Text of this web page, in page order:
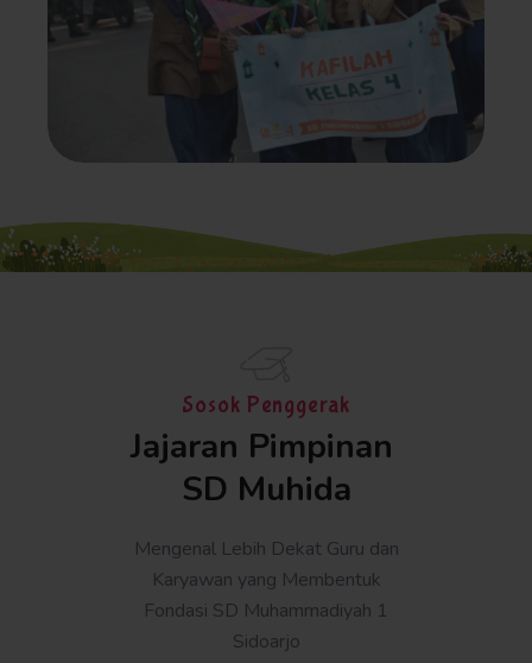
Sosok Penggerak
Jajaran Pimpinan
SD Muhida
Mengenal Lebih Dekat Guru dan
Karyawan yang Membentuk
Fondasi SD Muhammadiyah 1
Sidoarjo